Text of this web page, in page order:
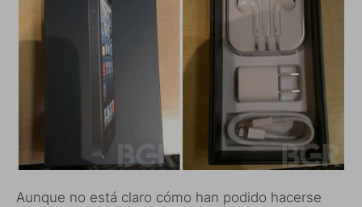
Aunque no está claro cómo han podido hacerse